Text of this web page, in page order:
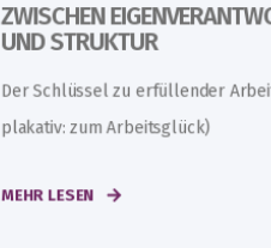
ZWISCHEN
UND STRUKTUR
Der Schlüssel zu erfüllender
plakativ: zum Arbeitsglück)
MEHR LESEN